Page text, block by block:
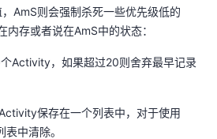
AmS则会强制杀死一些优先级低的
存或者说在AmS中的状态：
Activity，如果超过20则舍弃最早记录
保存在一个列表中，对于使用
中清除。